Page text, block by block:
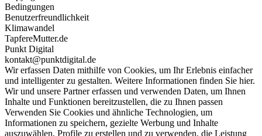
Bedingungen
Benutzerfreundlichkeit
Klimawandel
TapfereMutter.de
Punkt Digital
kontakt@punktdigital.de
Wir erfassen Daten mithilfe von Cookies, um Ihr Erlebnis einfacher
und intelligenter zu gestalten. Weitere Informationen finden Sie hier.
Wir und unsere Partner erfassen und verwenden Daten, um Ihnen
Inhalte und Funktionen bereitzustellen, die zu Ihnen passen
Verwenden Sie Cookies und ähnliche Technologien, um
Informationen zu speichern, gezielte Werbung und Inhalte
auszuwählen, Profile zu erstellen und zu verwenden, die Leistung